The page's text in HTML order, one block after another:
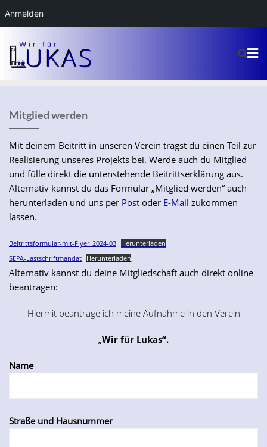
Anmelden
Mitglied werden
Mit deinem Beitritt in unseren Verein trägst du einen Teil zur
Realisierung unseres Projekts bei. Werde auch du Mitglied
und fülle direkt die untenstehende Beitrittserklärung aus.
Alternativ kannst du das Formular „Mitglied werden“ auch
herunterladen und uns per Post oder E-Mail zukommen
lassen.
Beitrittsformular-mit-Flyer_2024-03 Herunterladen
SEPA-Lastschriftmandat Herunterladen
Alternativ kannst du deine Mitgliedschaft auch direkt online
beantragen:
Hiermit beantrage ich meine Aufnahme in den Verein
„Wir für Lukas“.
Name
Straße und Hausnummer